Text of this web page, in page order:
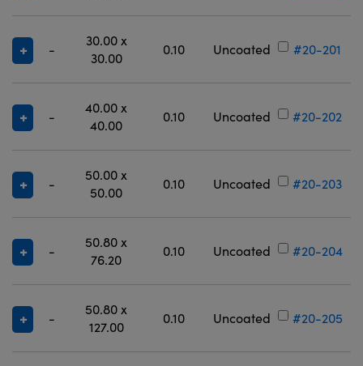
-
30.00 x
30.00
0.10 Uncoated #20-201
-
40.00 x
40.00
0.10 Uncoated #20-202
-
50.00 x
50.00
0.10 Uncoated #20-203
-
50.80 x
76.20
0.10 Uncoated #20-204
-
50.80 x
127.00
0.10 Uncoated #20-205